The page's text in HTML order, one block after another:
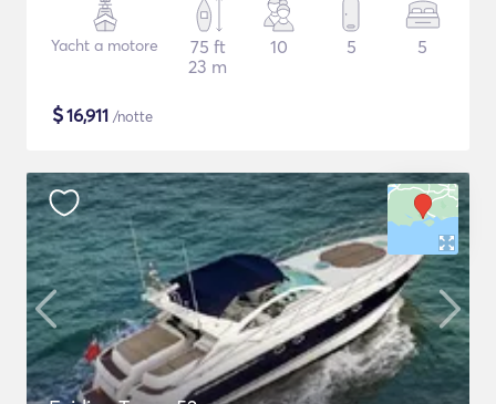
Yacht a motore
75 ft
23 m
10 5 5
$16,911 /notte